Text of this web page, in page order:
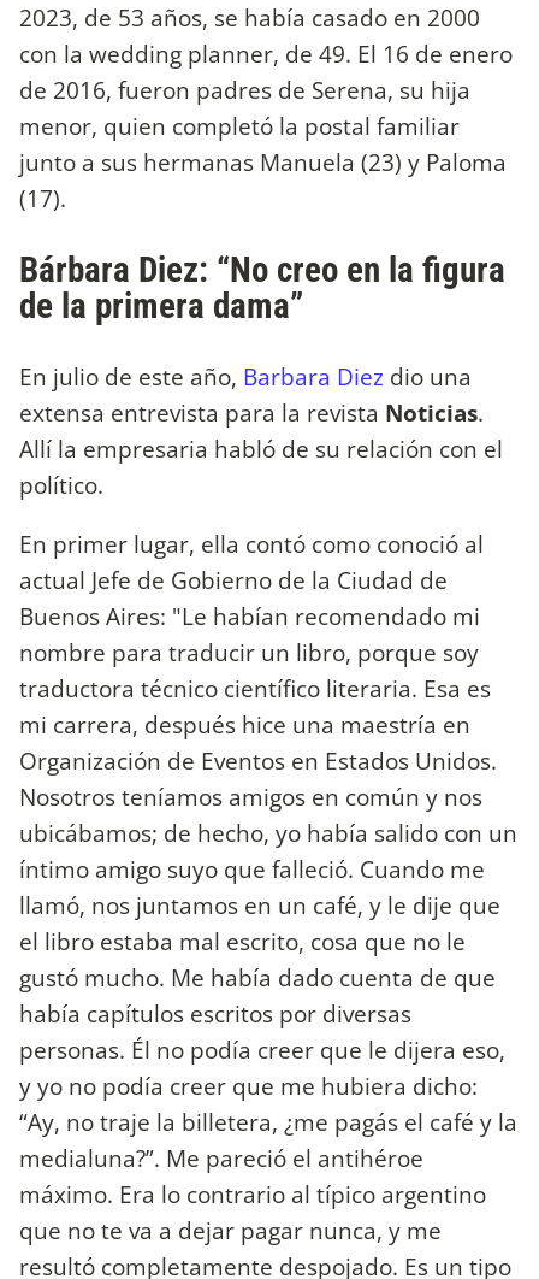
2023, de 53 años, se había casado en 2000
con la wedding planner, de 49. El 16 de enero
de 2016, fueron padres de Serena, su hija
menor, quien completó la postal familiar
junto a sus hermanas Manuela (23) y Paloma
(17).
Bárbara Diez: “No creo en la figura
de la primera dama”
En julio de este año, Barbara Diez dio una
extensa entrevista para la revista Noticias.
Allí la empresaria habló de su relación con el
político.
En primer lugar, ella contó como conoció al
actual Jefe de Gobierno de la Ciudad de
Buenos Aires: "Le habían recomendado mi
nombre para traducir un libro, porque soy
traductora técnico científico literaria. Esa es
mi carrera, después hice una maestría en
Organización de Eventos en Estados Unidos.
Nosotros teníamos amigos en común y nos
ubicábamos; de hecho, yo había salido con un
íntimo amigo suyo que falleció. Cuando me
llamó, nos juntamos en un café, y le dije que
el libro estaba mal escrito, cosa que no le
gustó mucho. Me había dado cuenta de que
había capítulos escritos por diversas
personas. Él no podía creer que le dijera eso,
y yo no podía creer que me hubiera dicho:
“Ay, no traje la billetera, ¿me pagás el café y la
medialuna?”. Me pareció el antihéroe
máximo. Era lo contrario al típico argentino
que no te va a dejar pagar nunca, y me
resultó completamente despojado. Es un tipo